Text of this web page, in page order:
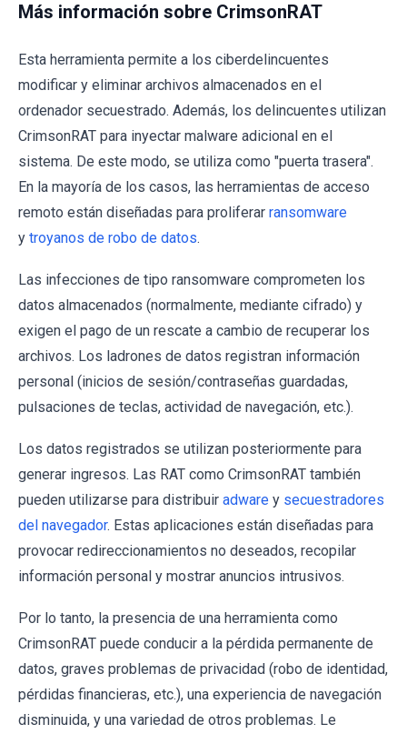
Más información sobre CrimsonRAT
Esta herramienta permite a los ciberdelincuentes
modificar y eliminar archivos almacenados en el
ordenador secuestrado. Además, los delincuentes utilizan
CrimsonRAT para inyectar malware adicional en el
sistema. De este modo, se utiliza como "puerta trasera".
En la mayoría de los casos, las herramientas de acceso
remoto están diseñadas para proliferar ransomware
y troyanos de robo de datos.
Las infecciones de tipo ransomware comprometen los
datos almacenados (normalmente, mediante cifrado) y
exigen el pago de un rescate a cambio de recuperar los
archivos. Los ladrones de datos registran información
personal (inicios de sesión/contraseñas guardadas,
pulsaciones de teclas, actividad de navegación, etc.).
Los datos registrados se utilizan posteriormente para
generar ingresos. Las RAT como CrimsonRAT también
pueden utilizarse para distribuir adware y secuestradores
del navegador. Estas aplicaciones están diseñadas para
provocar redireccionamientos no deseados, recopilar
información personal y mostrar anuncios intrusivos.
Por lo tanto, la presencia de una herramienta como
CrimsonRAT puede conducir a la pérdida permanente de
datos, graves problemas de privacidad (robo de identidad,
pérdidas financieras, etc.), una experiencia de navegación
disminuida, y una variedad de otros problemas. Le